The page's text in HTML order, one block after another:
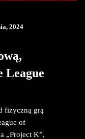
2024
League
fizyczną grą
of
„Project K”,